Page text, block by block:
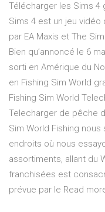
Télécharger les Sims 4
Sims 4 est un jeu
par EA Maxis et The
Bien qu’annoncé le 6
sorti en Amérique du
en Fishing Sim World
Fishing Sim World
Telecharger de pêche
Sim World Fishing
endroits où nous
assortiments, allant du
franchisées est
prévue par le Read